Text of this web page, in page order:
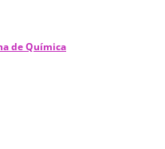
de Química